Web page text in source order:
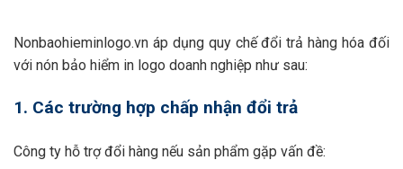
Nonbaohieminlogo.vn áp dụng quy chế đổi trả hàng hóa đối
với nón bảo hiểm in logo doanh nghiệp như sau:
1. Các trường hợp chấp nhận đổi trả
Công ty hỗ trợ đổi hàng nếu sản phẩm gặp vấn đề: